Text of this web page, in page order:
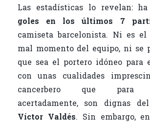
Las estadísticas lo revelan: ha
goles en los últimos 7
camiseta barcelonista. Ni es
mal momento del equipo, ni se
que sea el portero idóneo para
con unas cualidades
cancerbero que para
acertadamente, son dignas del
Víctor Valdés. Sin embargo,